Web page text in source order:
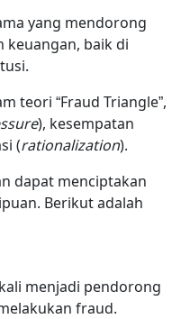
yang mendorong
keuangan, baik di
teori “Fraud Triangle”,
), kesempatan
(rationalization).
dapat menciptakan
Berikut adalah
menjadi pendorong
fraud.